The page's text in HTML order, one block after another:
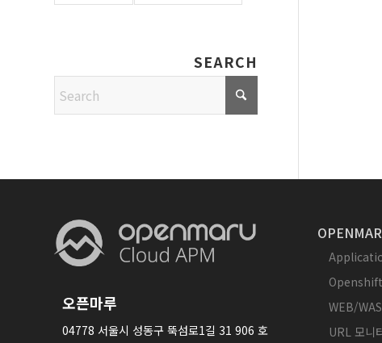
SEARCH
오픈마루
04778 서울시 성동구 뚝섬로1길 31 906 호
WEB/
URL 모니